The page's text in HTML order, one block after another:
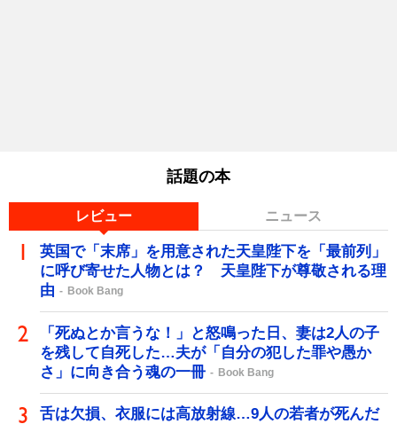
話題の本
レビュー ニュース
英国で「末席」を用意された天皇陛下を「最前列」
に呼び寄せた人物とは？ 天皇陛下が尊敬される理
由
Book Bang
「死ぬとか言うな！」と怒鳴った日、妻は2人の子
を残して自死した…夫が「自分の犯した罪や愚か
さ」に向き合う魂の一冊
Book Bang
舌は欠損、衣服には高放射線…9人の若者が死んだ